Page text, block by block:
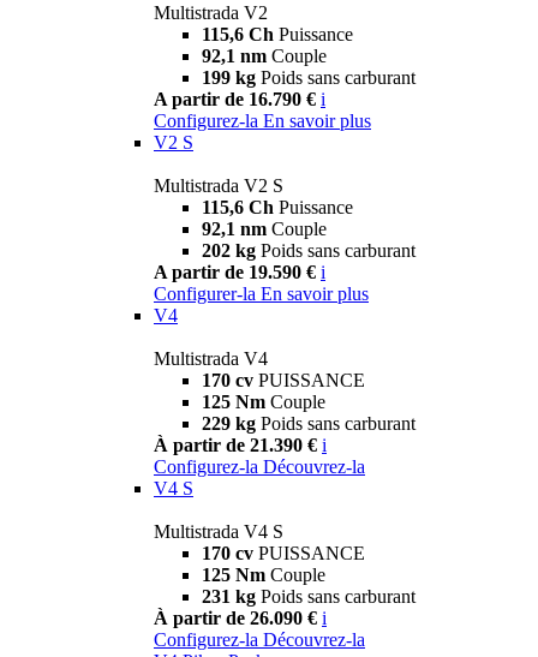
Multistrada V2
115,6 Ch Puissance
92,1 nm Couple
199 kg Poids sans carburant
A partir de 16.790 € i
Configurez-la En savoir plus
V2 S
Multistrada V2 S
115,6 Ch Puissance
92,1 nm Couple
202 kg Poids sans carburant
A partir de 19.590 € i
Configurer-la En savoir plus
V4
Multistrada V4
170 cv PUISSANCE
125 Nm Couple
229 kg Poids sans carburant
À partir de 21.390 € i
Configurez-la Découvrez-la
V4 S
Multistrada V4 S
170 cv PUISSANCE
125 Nm Couple
231 kg Poids sans carburant
À partir de 26.090 € i
Configurez-la Découvrez-la